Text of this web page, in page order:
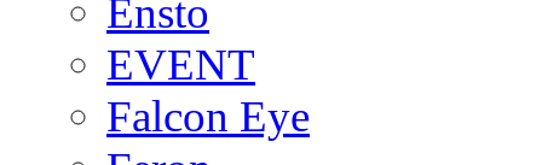
Ensto
EVENT
Falcon Eye